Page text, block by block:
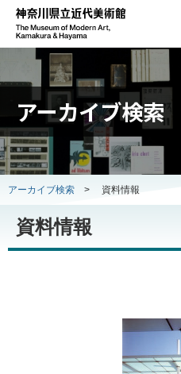
アーカイブ検索
アーカイブ検索 > 資料情報
資料情報